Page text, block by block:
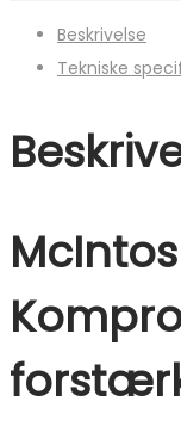
Beskrivelse
Tekniske